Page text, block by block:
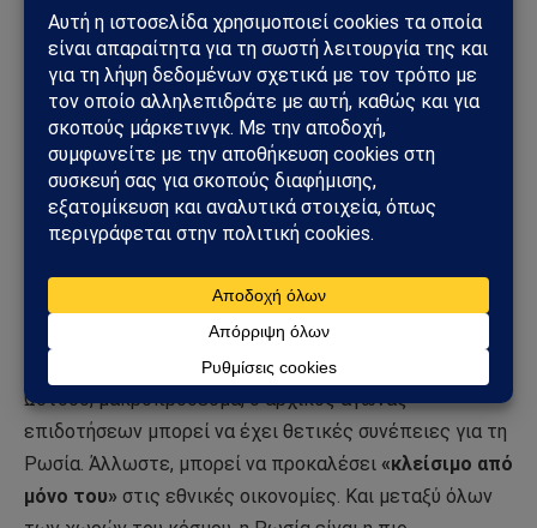
πόλεμοι (μερικές φορές πολύ μακροί) μεταξύ των
Ηνωμένων Πολιτειών και της Ευρώπης, μεταξύ
μεμονωμένων δυτικών χωρών. Δεν έχει υπάρξει ούτε
ένας χρόνος χωρίς τέτοιους πολέμους. Ωστόσο, αυτό
δεν επηρέασε τη δύναμη του στρατιωτικού μπλοκ του
ΝΑΤΟ και την εδραίωση των δυτικών χωρών στον
Ψυχρό Πόλεμο ενάντια στην ΕΣΣΔ. Επομένως, δεν θα
είχα πολύ μεγάλες ελπίδες ότι η τρέχουσα όξυνση των
αντιθέσεων μεταξύ των ΗΠΑ και της Ευρώπης με βάση
την επιδότηση των εταιρειών τους θα οδηγήσει στην
κατάρρευση του δυτικού αντιρωσικού μπλοκ.
Ωστόσο, μακροπρόθεσμα, ο αρχικός αγώνας
επιδοτήσεων μπορεί να έχει θετικές συνέπειες για τη
Ρωσία. Άλλωστε, μπορεί να προκαλέσει «κλείσιμο από
μόνο του» στις εθνικές οικονομίες. Και μεταξύ όλων